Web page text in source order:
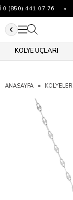
(850) 441 07 76
KOLYE UÇLARI
ANASAYFA KOLYELER